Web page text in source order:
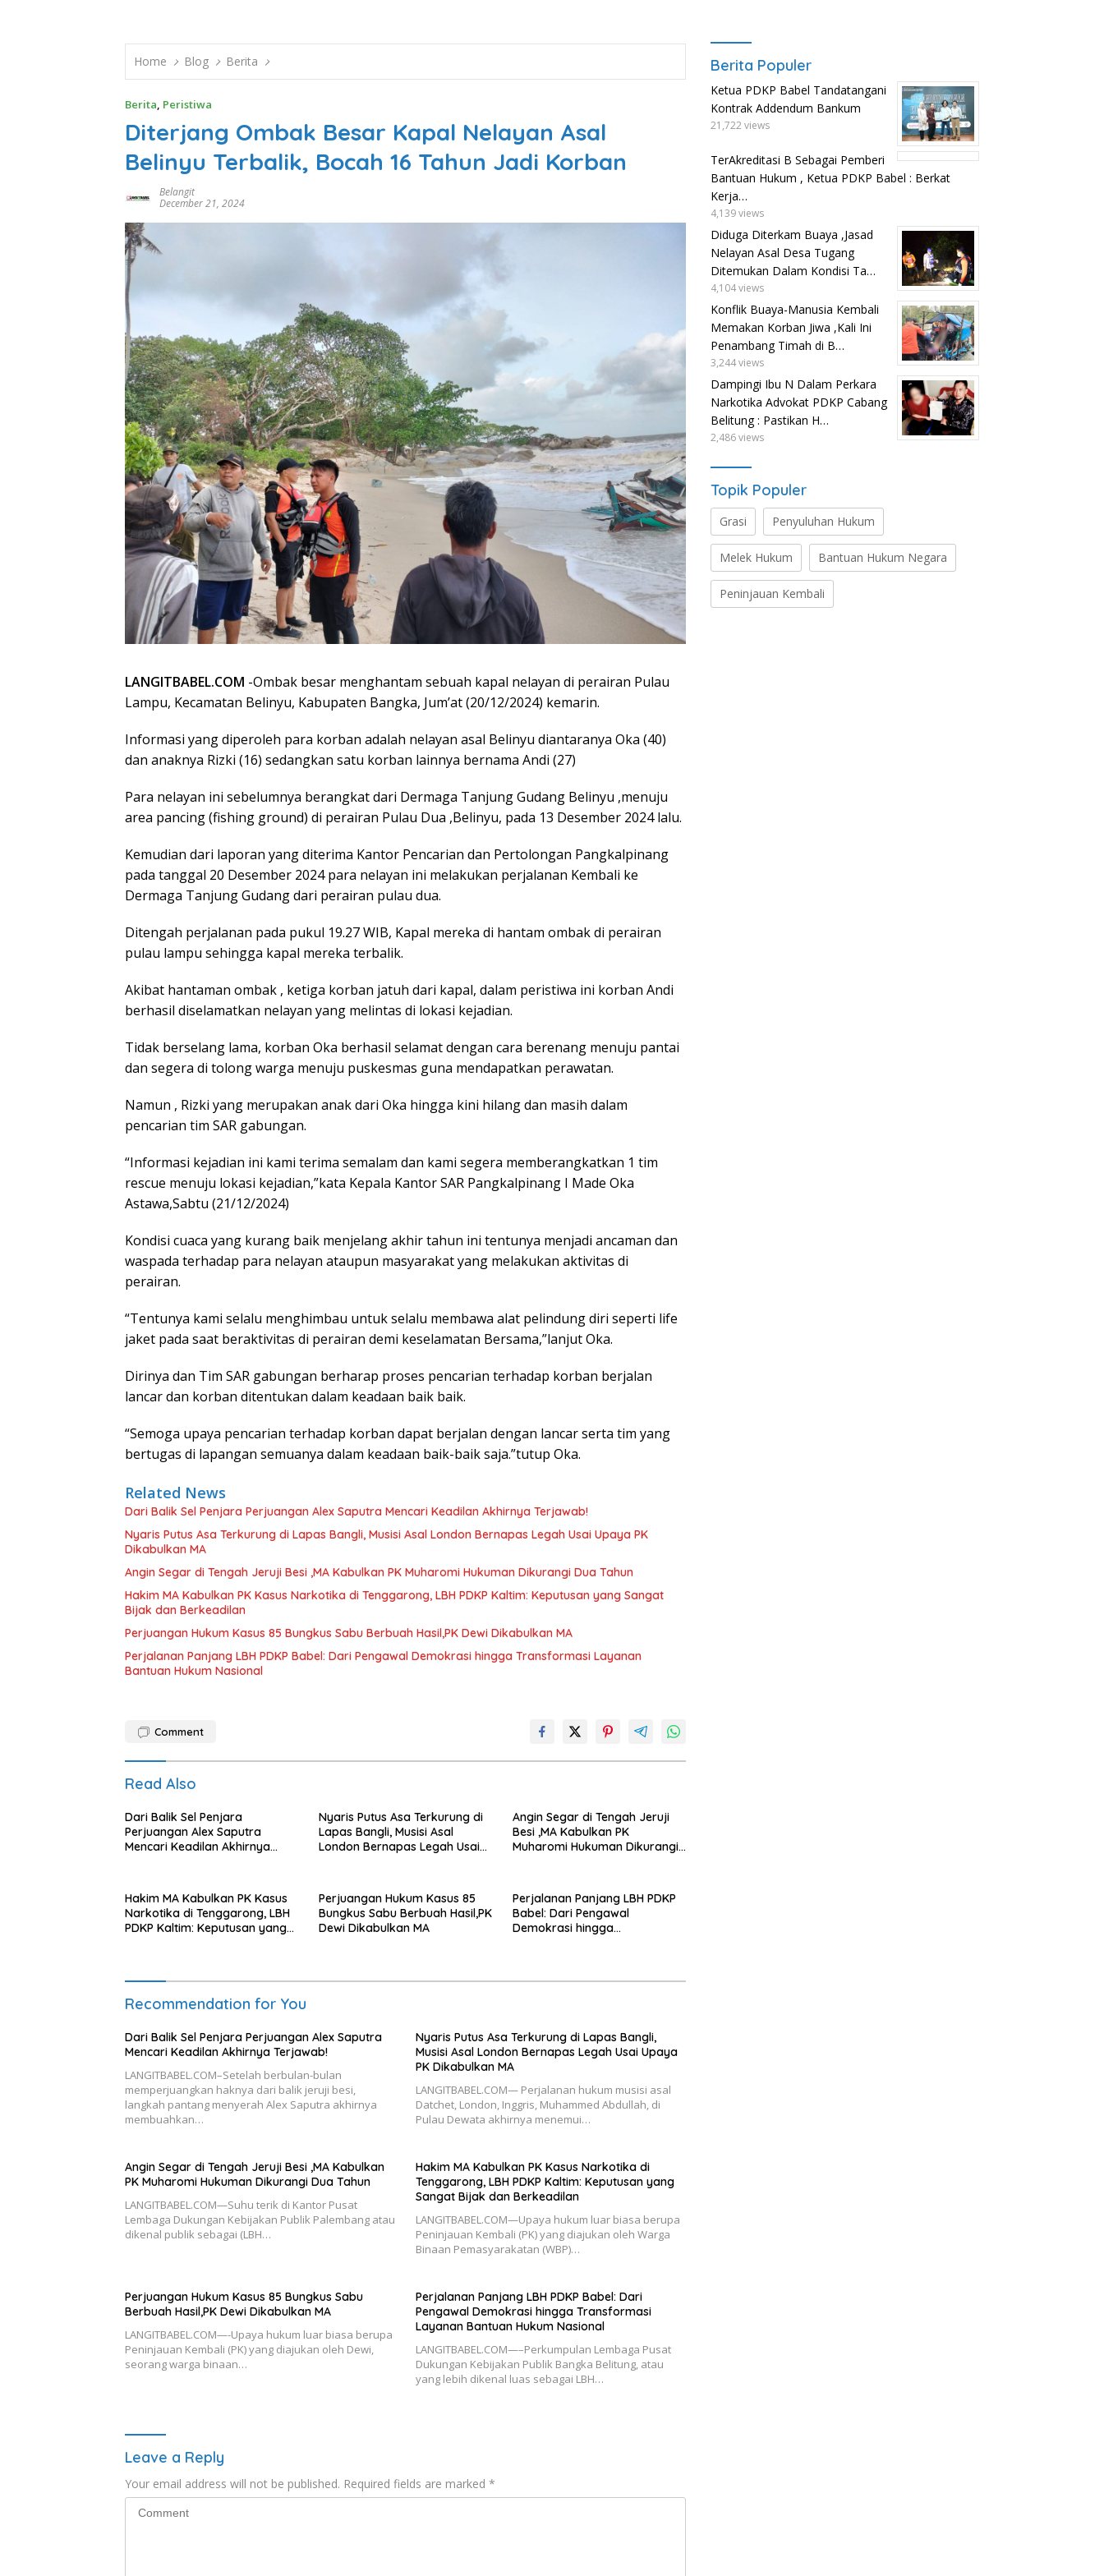
Home Blog Berita
Berita, Peristiwa
Diterjang Ombak Besar Kapal Nelayan Asal
Belinyu Terbalik, Bocah 16 Tahun Jadi Korban
Belangit
December 21, 2024
LANGITBABEL.COM -Ombak besar menghantam sebuah kapal nelayan di perairan Pulau
Lampu, Kecamatan Belinyu, Kabupaten Bangka, Jum’at (20/12/2024) kemarin.
Informasi yang diperoleh para korban adalah nelayan asal Belinyu diantaranya Oka (40)
dan anaknya Rizki (16) sedangkan satu korban lainnya bernama Andi (27)
Para nelayan ini sebelumnya berangkat dari Dermaga Tanjung Gudang Belinyu ,menuju
area pancing (fishing ground) di perairan Pulau Dua ,Belinyu, pada 13 Desember 2024 lalu.
Kemudian dari laporan yang diterima Kantor Pencarian dan Pertolongan Pangkalpinang
pada tanggal 20 Desember 2024 para nelayan ini melakukan perjalanan Kembali ke
Dermaga Tanjung Gudang dari perairan pulau dua.
Ditengah perjalanan pada pukul 19.27 WIB, Kapal mereka di hantam ombak di perairan
pulau lampu sehingga kapal mereka terbalik.
Akibat hantaman ombak , ketiga korban jatuh dari kapal, dalam peristiwa ini korban Andi
berhasil diselamatkan nelayan yang melintas di lokasi kejadian.
Tidak berselang lama, korban Oka berhasil selamat dengan cara berenang menuju pantai
dan segera di tolong warga menuju puskesmas guna mendapatkan perawatan.
Namun , Rizki yang merupakan anak dari Oka hingga kini hilang dan masih dalam
pencarian tim SAR gabungan.
“Informasi kejadian ini kami terima semalam dan kami segera memberangkatkan 1 tim
rescue menuju lokasi kejadian,”kata Kepala Kantor SAR Pangkalpinang I Made Oka
Astawa,Sabtu (21/12/2024)
Kondisi cuaca yang kurang baik menjelang akhir tahun ini tentunya menjadi ancaman dan
waspada terhadap para nelayan ataupun masyarakat yang melakukan aktivitas di
perairan.
“Tentunya kami selalu menghimbau untuk selalu membawa alat pelindung diri seperti life
jaket pada saat beraktivitas di perairan demi keselamatan Bersama,”lanjut Oka.
Dirinya dan Tim SAR gabungan berharap proses pencarian terhadap korban berjalan
lancar dan korban ditentukan dalam keadaan baik baik.
“Semoga upaya pencarian terhadap korban dapat berjalan dengan lancar serta tim yang
bertugas di lapangan semuanya dalam keadaan baik-baik saja.”tutup Oka.
Related News
Dari Balik Sel Penjara Perjuangan Alex Saputra Mencari Keadilan Akhirnya Terjawab!
Nyaris Putus Asa Terkurung di Lapas Bangli, Musisi Asal London Bernapas Legah Usai Upaya PK
Dikabulkan MA
Angin Segar di Tengah Jeruji Besi ,MA Kabulkan PK Muharomi Hukuman Dikurangi Dua Tahun
Hakim MA Kabulkan PK Kasus Narkotika di Tenggarong, LBH PDKP Kaltim: Keputusan yang Sangat
Bijak dan Berkeadilan
Perjuangan Hukum Kasus 85 Bungkus Sabu Berbuah Hasil,PK Dewi Dikabulkan MA
Perjalanan Panjang LBH PDKP Babel: Dari Pengawal Demokrasi hingga Transformasi Layanan
Bantuan Hukum Nasional
Comment
Read Also
Dari Balik Sel Penjara
Perjuangan Alex Saputra
Mencari Keadilan Akhirnya
Nyaris Putus Asa Terkurung di
Lapas Bangli, Musisi Asal
London Bernapas Legah Usai
Angin Segar di Tengah Jeruji
Besi ,MA Kabulkan PK
Muharomi Hukuman Dikurangi
Hakim MA Kabulkan PK Kasus
Narkotika di Tenggarong, LBH
PDKP Kaltim: Keputusan yang
Perjuangan Hukum Kasus 85
Bungkus Sabu Berbuah Hasil,PK
Dewi Dikabulkan MA
Perjalanan Panjang LBH PDKP
Babel: Dari Pengawal
Demokrasi hingga
Recommendation for You
Dari Balik Sel Penjara Perjuangan Alex Saputra
Mencari Keadilan Akhirnya Terjawab!
LANGITBABEL.COM–Setelah berbulan-bulan
memperjuangkan haknya dari balik jeruji besi,
langkah pantang menyerah Alex Saputra akhirnya
membuahkan…
Nyaris Putus Asa Terkurung di Lapas Bangli,
Musisi Asal London Bernapas Legah Usai Upaya
PK Dikabulkan MA
LANGITBABEL.COM— Perjalanan hukum musisi asal
Datchet, London, Inggris, Muhammed Abdullah, di
Pulau Dewata akhirnya menemui…
Angin Segar di Tengah Jeruji Besi ,MA Kabulkan
PK Muharomi Hukuman Dikurangi Dua Tahun
LANGITBABEL.COM—Suhu terik di Kantor Pusat
Lembaga Dukungan Kebijakan Publik Palembang atau
dikenal publik sebagai (LBH…
Hakim MA Kabulkan PK Kasus Narkotika di
Tenggarong, LBH PDKP Kaltim: Keputusan yang
Sangat Bijak dan Berkeadilan
LANGITBABEL.COM—Upaya hukum luar biasa berupa
Peninjauan Kembali (PK) yang diajukan oleh Warga
Binaan Pemasyarakatan (WBP)…
Perjuangan Hukum Kasus 85 Bungkus Sabu
Berbuah Hasil,PK Dewi Dikabulkan MA
LANGITBABEL.COM—-Upaya hukum luar biasa berupa
Peninjauan Kembali (PK) yang diajukan oleh Dewi,
seorang warga binaan…
Perjalanan Panjang LBH PDKP Babel: Dari
Pengawal Demokrasi hingga Transformasi
Layanan Bantuan Hukum Nasional
LANGITBABEL.COM—–Perkumpulan Lembaga Pusat
Dukungan Kebijakan Publik Bangka Belitung, atau
yang lebih dikenal luas sebagai LBH…
Leave a Reply
Your email address will not be published. Required fields are marked *
Berita Populer
Ketua PDKP Babel Tandatangani
Kontrak Addendum Bankum
21,722 views
TerAkreditasi B Sebagai Pemberi
Bantuan Hukum , Ketua PDKP Babel : Berkat
Kerja…
4,139 views
Diduga Diterkam Buaya ,Jasad
Nelayan Asal Desa Tugang
Ditemukan Dalam Kondisi Ta…
4,104 views
Konflik Buaya-Manusia Kembali
Memakan Korban Jiwa ,Kali Ini
Penambang Timah di B…
3,244 views
Dampingi Ibu N Dalam Perkara
Narkotika Advokat PDKP Cabang
Belitung : Pastikan H…
2,486 views
Topik Populer
Grasi Penyuluhan Hukum
Melek Hukum Bantuan Hukum Negara
Peninjauan Kembali